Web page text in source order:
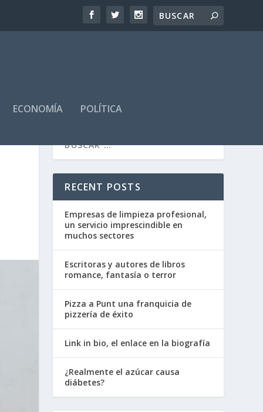
ECONOMÍA POLÍTICA
RECENT POSTS
Empresas de limpieza profesional,
un servicio imprescindible en
muchos sectores
Escritoras y autores de libros
romance, fantasía o terror
Pizza a Punt una franquicia de
pizzería de éxito
Link in bio, el enlace en la biografía
¿Realmente el azúcar causa
diábetes?